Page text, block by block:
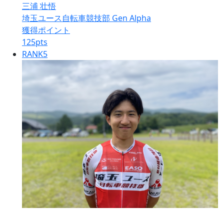
三浦 壮悟
埼玉ユース自転車競技部 Gen Alpha
獲得ポイント
125pts
RANK5